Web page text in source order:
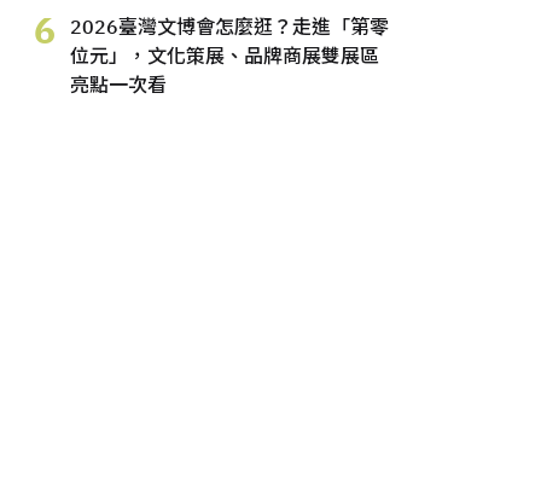
6
2026臺灣文博會怎麼逛？走進「第零
位元」，文化策展、品牌商展雙展區
亮點一次看